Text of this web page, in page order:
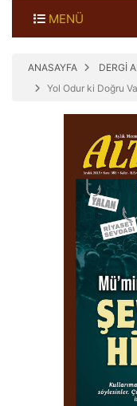
MENÜ
ANASAYFA DERGİ
Yol Odur ki Doğru